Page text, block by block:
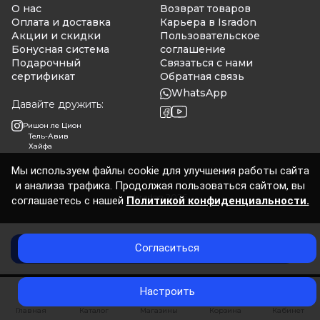
Нет в наличии
О нас
Оплата и доставка
Акции и скидки
Бонусная система
Подарочный
сертификат
Давайте дружить:
Ришон ле Цион
Тель-Авив
Хайфа
Возврат товаров
Карьера в Isradon
Пользовательское
соглашение
Связаться с нами
Обратная связь
WhatsApp
Isradon 2026
Мы используем файлы cookie для улучшения работы сайта
и анализа трафика. Продолжая пользоваться сайтом, вы
соглашаетесь с нашей Политикой конфиденциальности.
Согласиться
Настроить